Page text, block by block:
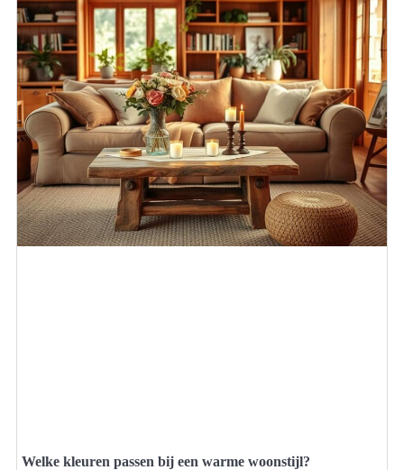
Welke kleuren passen bij een warme woonstijl?